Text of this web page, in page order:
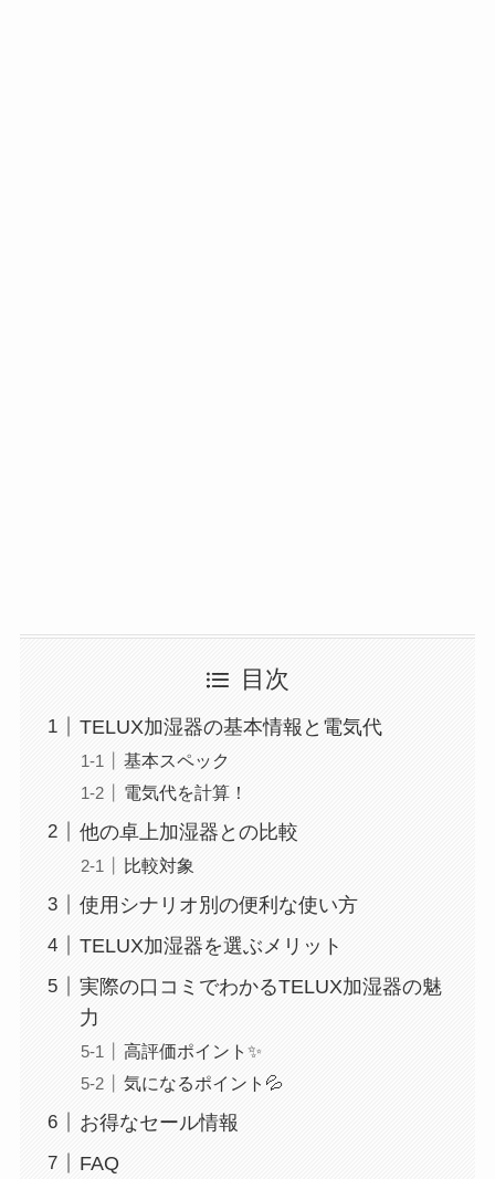
目次
TELUX加湿器の基本情報と電気代
基本スペック
電気代を計算！
他の卓上加湿器との比較
比較対象
使用シナリオ別の便利な使い方
TELUX加湿器を選ぶメリット
実際の口コミでわかるTELUX加湿器の魅
力
高評価ポイント✨
気になるポイント💦
お得なセール情報
FAQ